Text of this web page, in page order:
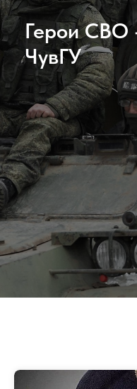
Герои СВО
ЧувГУ